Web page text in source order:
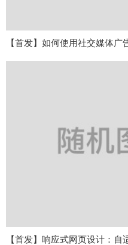
【首发】如何使用社交媒体广
【首发】响应式网页设计：